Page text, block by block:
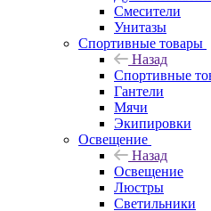
Смесители
Унитазы
Спортивные товары
Назад
Спортивные
Гантели
Мячи
Экипировки
Освещение
Назад
Освещение
Люстры
Светильники